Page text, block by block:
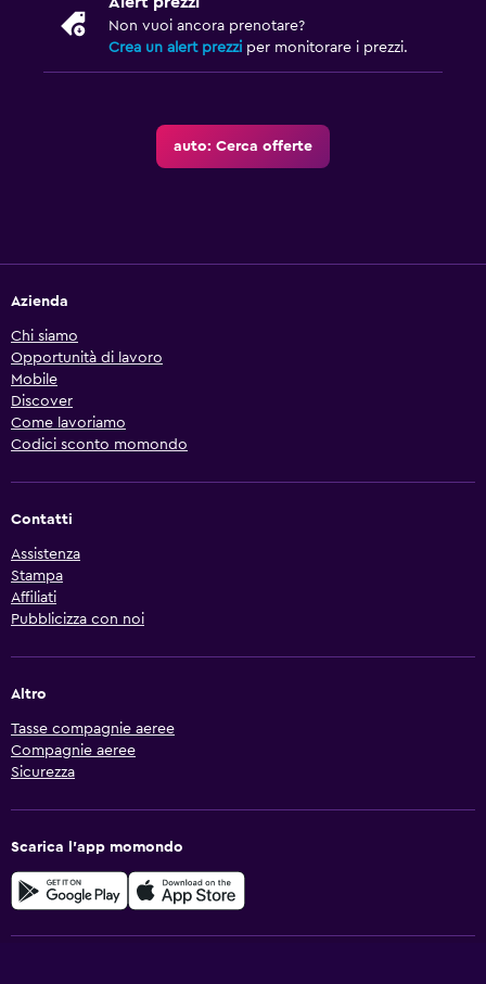
Non vuoi ancora prenotare?
Crea un alert prezzi per monitorare i prezzi.
auto: Cerca offerte
Azienda
Chi siamo
Opportunità di lavoro
Mobile
Discover
Come lavoriamo
Codici sconto momondo
Contatti
Assistenza
Stampa
Affiliati
Pubblicizza con noi
Altro
Tasse compagnie aeree
Compagnie aeree
Sicurezza
Scarica l'app momondo